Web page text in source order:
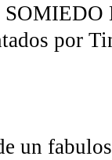
por
un